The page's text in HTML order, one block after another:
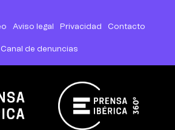
Aviso legal Privacidad Contacto
Canal de denuncias